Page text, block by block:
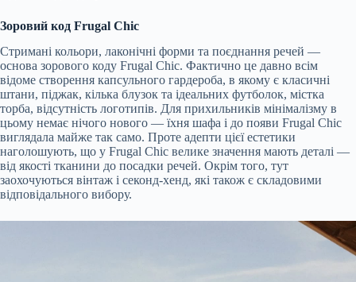
Зоровий код Frugal Chic
Стримані кольори, лаконічні форми та поєднання речей —
основа зорового коду Frugal Chic. Фактично це давно всім
відоме створення капсульного гардероба, в якому є класичні
штани, піджак, кілька блузок та ідеальних футболок, містка
торба, відсутність логотипів. Для прихильників мінімалізму в
цьому немає нічого нового — їхня шафа і до появи Frugal Chic
виглядала майже так само. Проте адепти цієї естетики
наголошують, що у Frugal Chic велике значення мають деталі —
від якості тканини до посадки речей. Окрім того, тут
заохочуються вінтаж і секонд-хенд, які також є складовими
відповідального вибору.